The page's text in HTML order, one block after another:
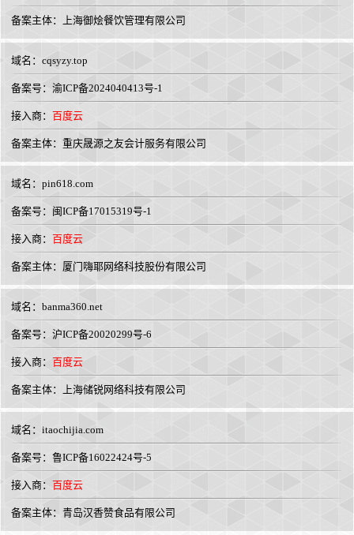
备案主体：上海御烩餐饮管理有限公司
域名： cqsyzy.top
备案号：渝ICP备2024040413号-1
接入商： 百度云
备案主体：重庆晟源之友会计服务有限公司
域名： pin618.com
备案号：闽ICP备17015319号-1
接入商： 百度云
备案主体：厦门嗨耶网络科技股份有限公司
域名： banma360.net
备案号：沪ICP备20020299号-6
接入商： 百度云
备案主体：上海储锐网络科技有限公司
域名： itaochijia.com
备案号：鲁ICP备16022424号-5
接入商： 百度云
备案主体：青岛汉香赞食品有限公司